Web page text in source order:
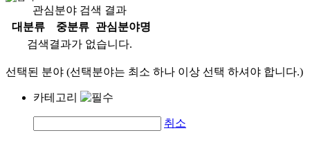
관심분야 검색 결과
대분류
중분류
관심분야명
검색결과가 없습니다.
선택된 분야 (선택분야는 최소 하나 이상 선택 하셔야 합니다.)
카테고리
취소